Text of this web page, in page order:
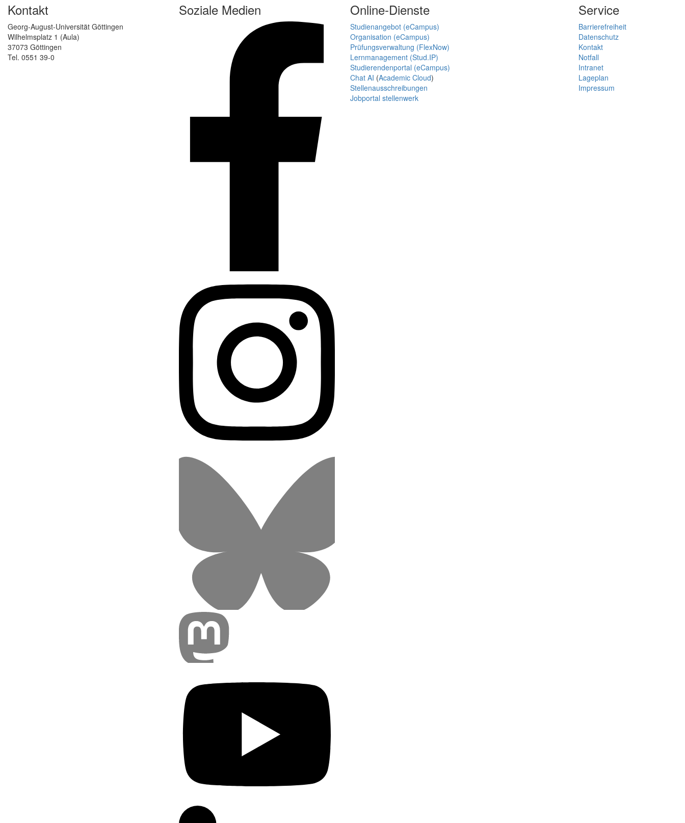
Kontakt
Georg-August-Universität Göttingen
Wilhelmsplatz 1 (Aula)
37073 Göttingen
Tel. 0551 39-0
Soziale Medien Online-Dienste
Studienangebot (eCampus)
Organisation (eCampus)
Prüfungsverwaltung (FlexNow)
Lernmanagement (Stud.IP)
Studierendenportal (eCampus)
Chat AI (Academic Cloud)
Stellenausschreibungen
Jobportal stellenwerk
Service
Barrierefreiheit
Datenschutz
Kontakt
Notfall
Intranet
Lageplan
Impressum